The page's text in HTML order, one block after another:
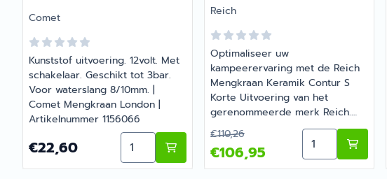
Merk:
Comet
Kunststof uitvoering. 12volt. Met
schakelaar. Geschikt tot 3bar.
Voor waterslang 8/10mm. |
Comet Mengkraan London |
Artikelnummer 1156066
Prijs: 22,60
€22,60 Aantal kiezen voor Comet Mengkraan London
Merk:
Reich
Optimaliseer uw
kampeerervaring met de Reich
Mengkraan Keramik Contur S
Korte Uitvoering van het
gerenommeerde merk Reich.
Verkrijgbaar bij Barsema
Recreatie, uw specialist in
caravan- en camperaccessoires.
Wij staan garant voor kwaliteit
Van 110,26 voor 106,95
€110,26
€106,95
Aantal kiezen